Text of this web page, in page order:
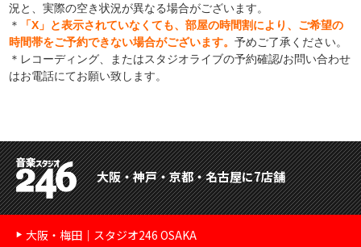
況と、実際の空き状況が異なる場合がございます。
＊
「X」と表示されていなくても、部屋の時間割により、ご希望の
時間帯をご予約できない場合がございます。予めご了承ください。
＊レコーディング、またはスタジオライブの予約確認/お問い合わせ
はお電話にてお願い致します。
大阪・神戸・京都・名古屋に7店舗
大阪・梅田｜スタジオ246 OSAKA